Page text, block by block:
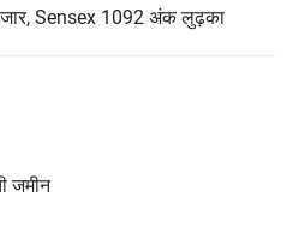
Sensex 1092 अंक लुढ़का
जमीन